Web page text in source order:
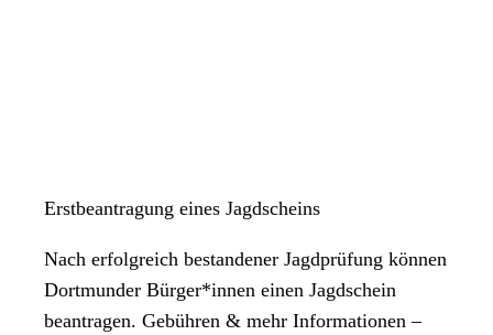
Erstbeantragung eines Jagdscheins
Nach erfolgreich bestandener Jagdprüfung können
Dortmunder Bürger*innen einen Jagdschein
beantragen. Gebühren & mehr Informationen –